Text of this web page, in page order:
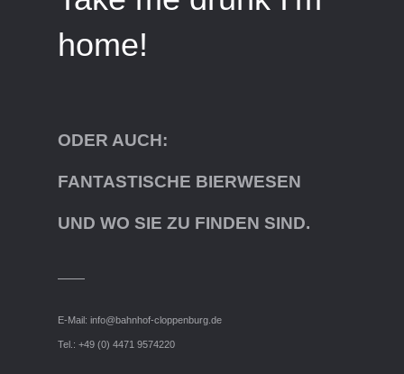
home!
ODER AUCH:
FANTASTISCHE BIERWESEN
UND WO SIE ZU FINDEN SIND.
E-Mail: info@bahnhof-cloppenburg.de
Tel.: +49 (0) 4471 9574220